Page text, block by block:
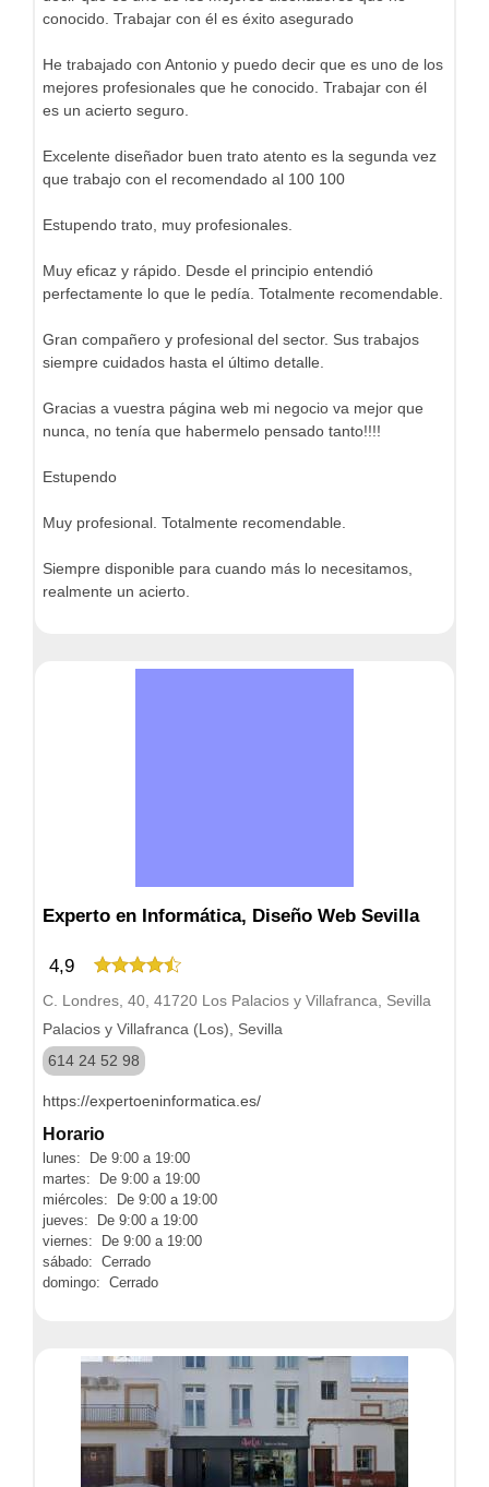
conocido. Trabajar con él es éxito asegurado
He trabajado con Antonio y puedo decir que es uno de los
mejores profesionales que he conocido. Trabajar con él
es un acierto seguro.
Excelente diseñador buen trato atento es la segunda vez
que trabajo con el recomendado al 100 100
Estupendo trato, muy profesionales.
Muy eficaz y rápido. Desde el principio entendió
perfectamente lo que le pedía. Totalmente recomendable.
Gran compañero y profesional del sector. Sus trabajos
siempre cuidados hasta el último detalle.
Gracias a vuestra página web mi negocio va mejor que
nunca, no tenía que habermelo pensado tanto!!!!
Estupendo
Muy profesional. Totalmente recomendable.
Siempre disponible para cuando más lo necesitamos,
realmente un acierto.
Experto en Informática, Diseño Web Sevilla
4,9
C. Londres, 40, 41720 Los Palacios y Villafranca, Sevilla
Palacios y Villafranca (Los), Sevilla
614 24 52 98
https://expertoeninformatica.es/
Horario
lunes: De 9:00 a 19:00
martes: De 9:00 a 19:00
miércoles: De 9:00 a 19:00
jueves: De 9:00 a 19:00
viernes: De 9:00 a 19:00
sábado: Cerrado
domingo: Cerrado